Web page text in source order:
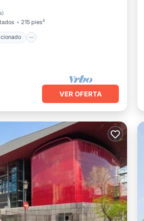
)
215 pies²
de ruedas
VER OFERTA